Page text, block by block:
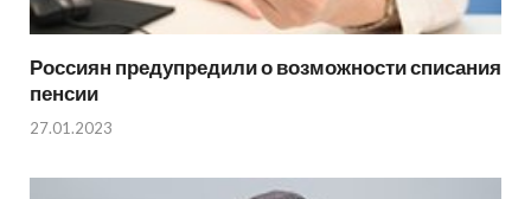
Россиян предупредили о возможности списания
пенсии
27.01.2023